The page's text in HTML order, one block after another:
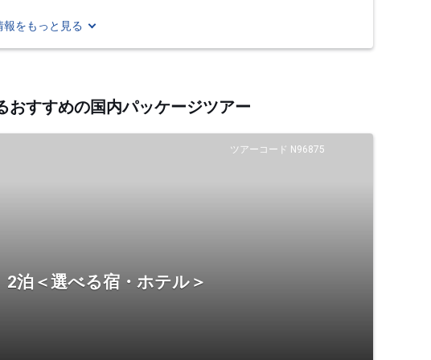
報をもっと見る
おすすめの国内パッケージツアー
ツアーコード N96875
＜選べる宿・ホテル＞